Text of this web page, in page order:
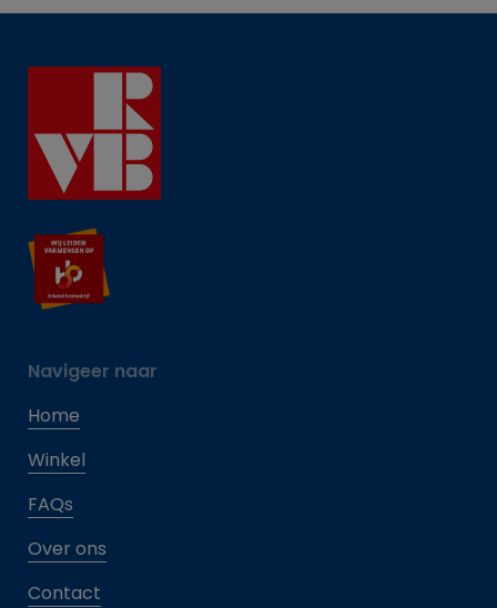
Navigeer naar
Home
Winkel
FAQs
Over ons
Contact